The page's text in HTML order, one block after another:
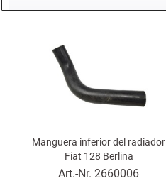
Manguera inferior del radiador
Fiat 128 Berlina
Art.-Nr. 2660006